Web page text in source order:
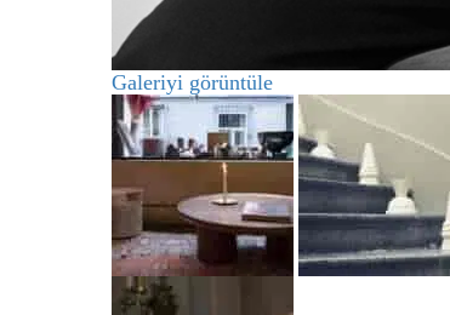
Galeriyi görüntüle